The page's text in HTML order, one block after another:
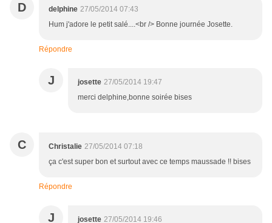
D delphine 27/05/2014 07:43
Hum j'adore le petit salé....<br /> Bonne journée Josette.
Répondre
J josette 27/05/2014 19:47
merci delphine,bonne soirée bises
C Christalie 27/05/2014 07:18
ça c'est super bon et surtout avec ce temps maussade !! bises
Répondre
J josette 27/05/2014 19:46